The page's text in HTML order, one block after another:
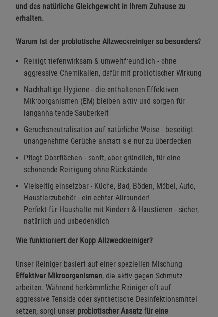
und das natürliche Gleichgewicht in Ihrem Zuhause zu
erhalten.
Warum ist der probiotische Allzweckreiniger so besonders?
Reinigt tiefenwirksam & umweltfreundlich - ohne
aggressive Chemikalien, dafür mit probiotischer Wirkung
Nachhaltige Hygiene - die enthaltenen Effektiven
Mikroorganismen (EM) bleiben aktiv und sorgen für
langanhaltende Sauberkeit
Geruchsneutralisation auf natürliche Weise - beseitigt
unangenehme Gerüche anstatt sie nur zu überdecken
Pflegt Oberflächen - sanft, aber gründlich, für eine
schonende Reinigung ohne Rückstände
Vielseitig einsetzbar - Küche, Bad, Böden, Möbel, Auto,
Haustierzubehör - ein echter Allrounder!
Perfekt für Haushalte mit Kindern & Haustieren - sicher,
natürlich und unbedenklich
Wie funktioniert der Kopp Allzweckreiniger?
Unser Reiniger basiert auf einer speziellen Mischung
Effektiver Mikroorganismen, die aktiv gegen Schmutz
arbeiten. Während herkömmliche Reiniger oft auf
aggressive Tenside oder synthetische Desinfektionsmittel
setzen, sorgt unser probiotischer Ansatz für eine